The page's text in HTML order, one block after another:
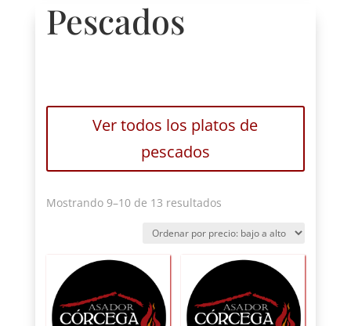
Pescados
Ver todos los platos de
pescados
Mostrando 9–10 de 13 resultadosOrdenado
precio:
alto